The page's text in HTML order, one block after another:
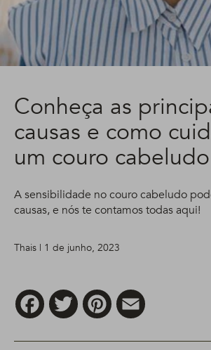
Conheça as
causas e como
um couro
A sensibilidade no couro cabeludo
causas, e nós te contamos todas aqui!
Thais | 1 de junho, 2023
FacebookTwitter Pinterest